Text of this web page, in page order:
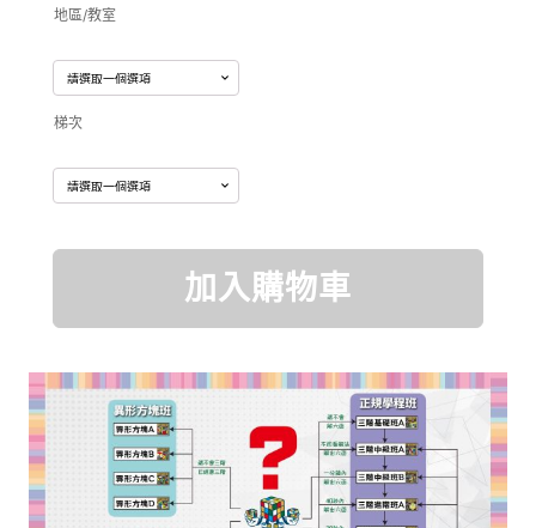
價
格：
NT$4,580。
地區/教室
梯次
方
加入購物車